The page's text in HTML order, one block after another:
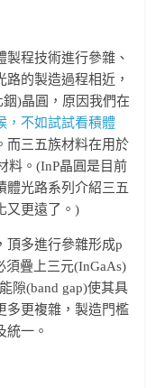
程技術進行參雜、
的製造過程相近，
)晶圓，原因我們在
，不如試試看積體
而三五族材料在用於
料。(InP晶圓是目前
體光路系列介紹三五
又更遠了。)
頂多進行參雜形成p
須疊上三元(InGaAs)
隙(band gap)使其具
多更複雜，製造門檻
統一。